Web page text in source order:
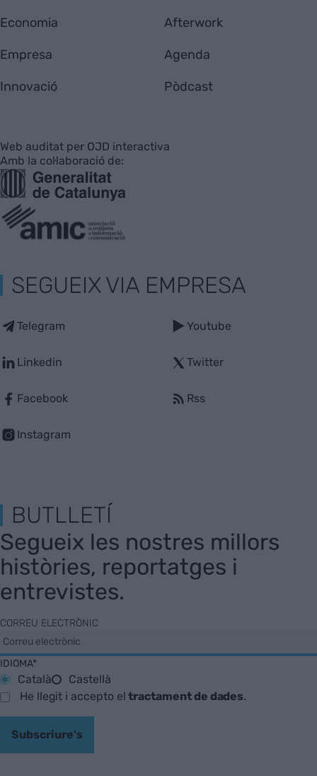
Economia
Empresa
Innovació
Afterwork
Agenda
Pòdcast
Web auditat per OJD interactiva
Amb la col·laboració de:
SEGUEIX VIA EMPRESA
Telegram
Linkedin
Facebook
Instagram
Youtube
Twitter
Rss
BUTLLETÍ
Segueix les nostres millors
històries, reportatges i
entrevistes.
CORREU ELECTRÒNIC
IDIOMA*
Català
Castellà
He llegit i accepto eltractament de dades.
Subscriure's